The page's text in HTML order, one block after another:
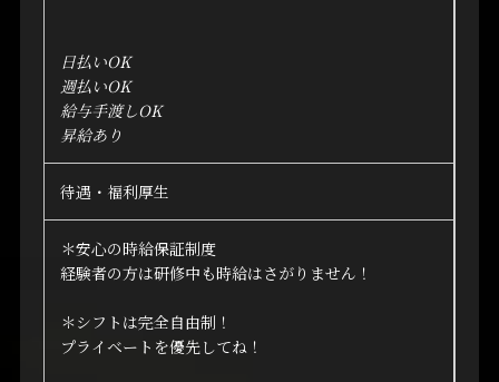
日払いOK
週払いOK
給与手渡しOK
昇給あり
待遇・福利厚生
＊安心の時給保証制度
経験者の方は研修中も時給はさがりません！
＊シフトは完全自由制！
プライベートを優先してね！